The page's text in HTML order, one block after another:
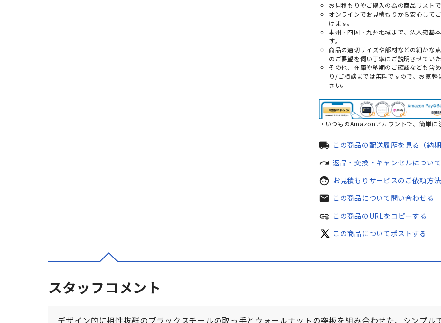
お見積もりやご購入の為の商品リスト
オンラインでお見積もりから安心して
けます。
本州・四国・九州地域まで、法人宛基
す。
商品の適切サイズや部材などの細かな
のご要望を伺い丁寧にご説明させてい
その他、在庫や納期のご確認なども含
り/ご相談までは無料ですので、お気軽
さい。
いつものAmazonアカウントで、簡単に
local_shipping この商品の配送履歴を見る（納
redo 返品・交換・キャンセルについて
face お見積もりサービスのご依頼方法
mail この商品について問い合わせる
add_link この商品のURLをコピーする
この商品についてポストする
スタッフコメント
デザイン的に相性抜群のブラックスチールの取っ手とウォールナットの突板を組み合わせた、シンプル